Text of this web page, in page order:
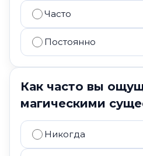
Часто
Постоянно
Как часто вы
магическими
Никогда